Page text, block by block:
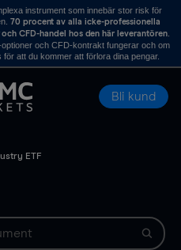
instrument som innebär stor risk för
70 procent av alla icke-professionella
CFD-handel hos den här leverantören.
och CFD-kontrakt fungerar och om
att du kommer att förlora dina pengar.
Bli kund
ETF